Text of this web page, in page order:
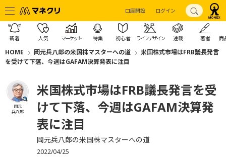
口座開設 ログイン
新着 人気 マーケット 特集 初心者 ライフデザイン 連載 著者 商
HOME 岡元兵八郎の米国株マスターへの道
米国株式市場はFRB議長発言
を受けて下落、今週はGAFAM決算発表に注目
岡元
兵八郎
米国株式市場はFRB議長発言を受
けて下落、今週はGAFAM決算発
表に注目
岡元兵八郎の米国株マスターへの道
2022/04/25